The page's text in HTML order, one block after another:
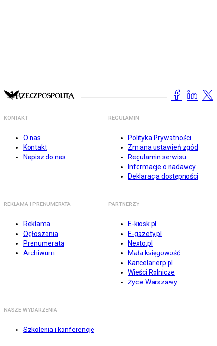
KONTAKT
O nas
Kontakt
Napisz do nas
REGULAMIN
Polityka Prywatności
Zmiana ustawień zgód
Regulamin serwisu
Informacje o nadawcy
Deklaracja dostępności
REKLAMA I PRENUMERATA
Reklama
Ogłoszenia
Prenumerata
Archiwum
PARTNERZY
E-kiosk.pl
E-gazety.pl
Nexto.pl
Mała księgowość
Kancelarierp.pl
Wieści Rolnicze
Życie Warszawy
NASZE WYDARZENIA
Szkolenia i konferencje